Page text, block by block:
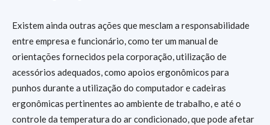
Existem ainda outras ações que mesclam a responsabilidade
entre empresa e funcionário, como ter um manual de
orientações fornecidos pela corporação, utilização de
acessórios adequados, como apoios ergonômicos para
punhos durante a utilização do computador e cadeiras
ergonômicas pertinentes ao ambiente de trabalho, e até o
controle da temperatura do ar condicionado, que pode afetar